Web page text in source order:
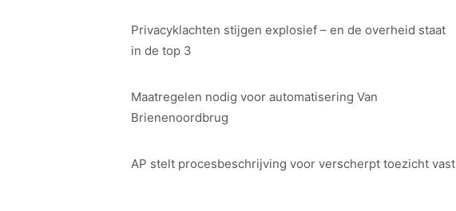
Privacyklachten stijgen explosief – en de overheid staat
in de top 3
Maatregelen nodig voor automatisering Van
Brienenoordbrug
AP stelt procesbeschrijving voor verscherpt toezicht vast